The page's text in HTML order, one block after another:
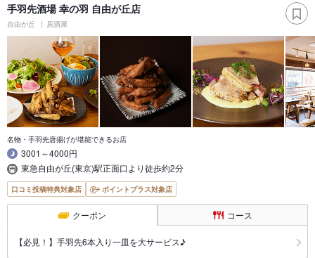
手羽先酒場 幸の羽 自由が丘店
自由が丘 居酒屋
名物・手羽先唐揚げが堪能できるお店
3001～4000円
東急自由が丘(東京)駅正面口より徒歩約2分
口コミ投稿特典対象店 ポイントプラス対象店
クーポン コース
【必見！】手羽先6本入り一皿を大サービス♪